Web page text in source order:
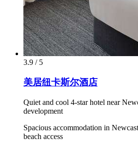
3.9 / 5
美居纽卡斯尔酒店
Quiet and cool 4-star hotel near
development
Spacious accommodation in
beach access